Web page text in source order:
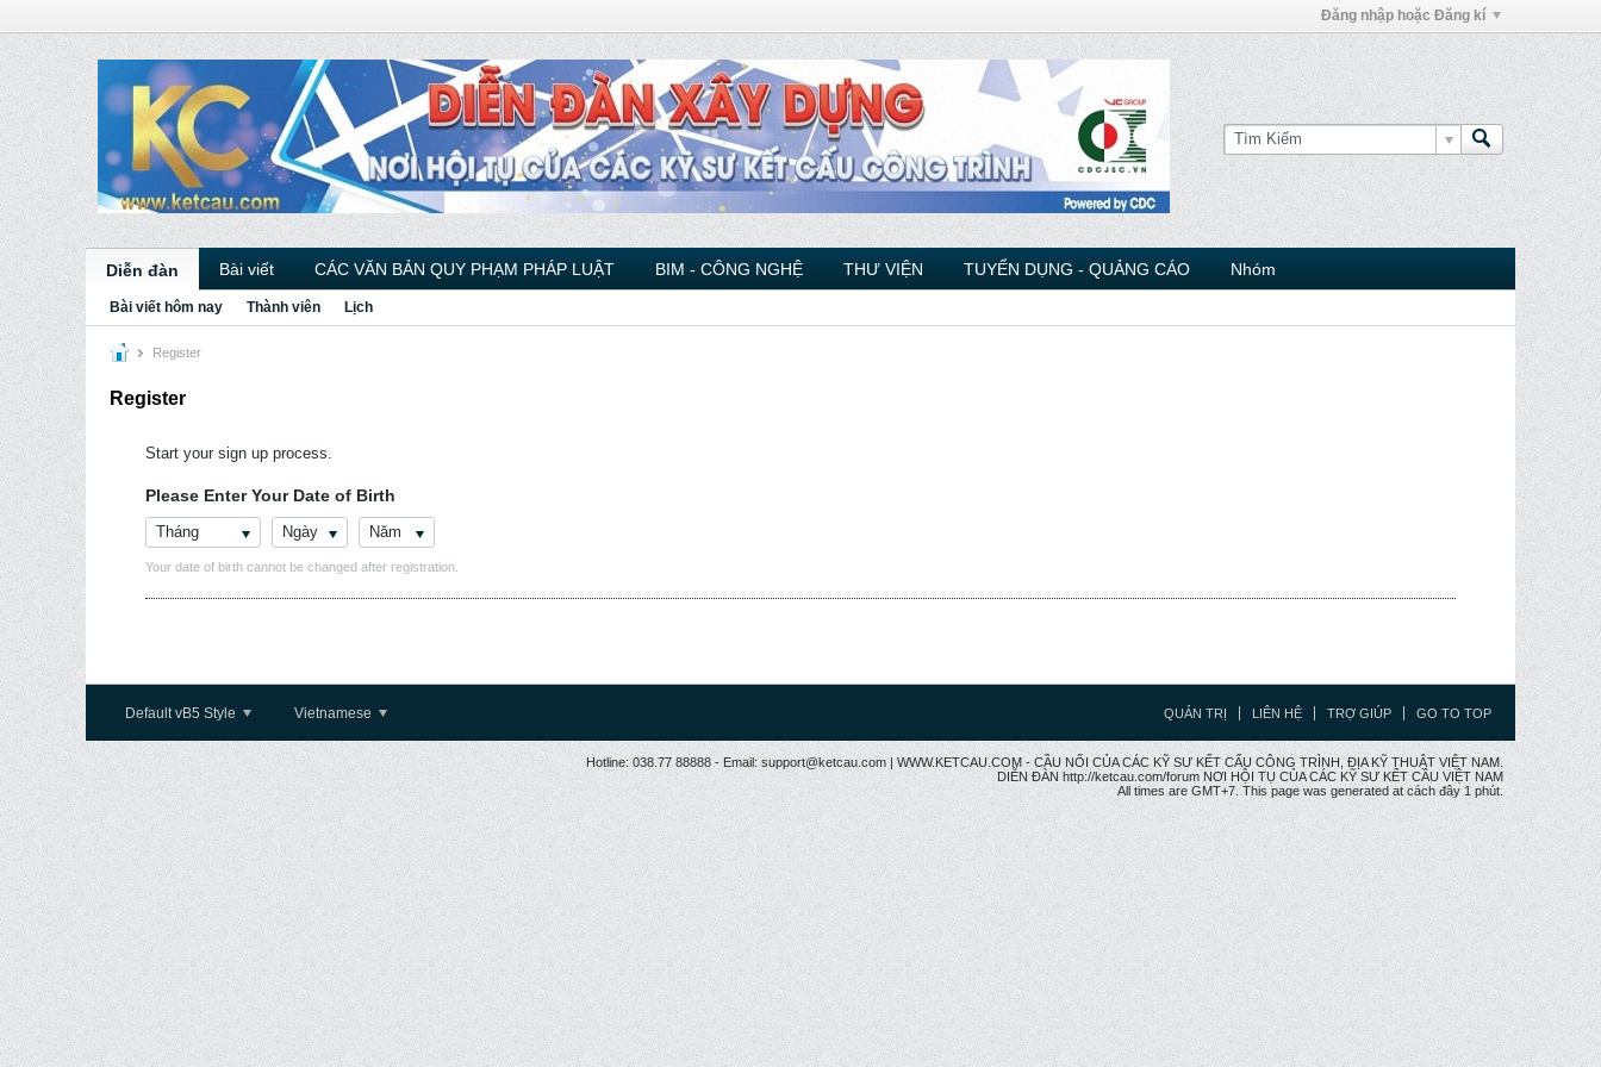
Đăng nhập hoặc Đăng kí
Diễn đàn Bài viết CÁC VĂN BẢN QUY PHẠM PHÁP LUẬT BIM - CÔNG NGHỆ THƯ VIỆN TUYỂN DỤNG - QUẢNG CÁO Nhóm
Bài viết hôm nay Thành viên Lịch
Register
Register
Start your sign up process.
Please Enter Your Date of Birth
Tháng Ngày Năm
Your date of birth cannot be changed after registration.
Default vB5 Style Vietnamese QUẢN TRỊ LIÊN HỆ TRỢ GIÚP GO TO TOP
Hotline: 038.77 88888 - Email: support@ketcau.com | WWW.KETCAU.COM - CẦU NỐI CỦA CÁC KỸ SƯ KẾT CẤU CÔNG TRÌNH, ĐỊA KỸ THUẬT VIỆT NAM.
DIỄN ĐÀN http://ketcau.com/forum NƠI HỘI TỤ CỦA CÁC KỸ SƯ KẾT CÂU VIỆT NAM
All times are GMT+7. This page was generated at cách đây 1 phút.